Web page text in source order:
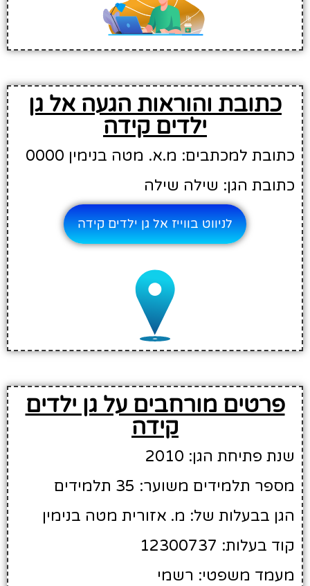
כתובת והוראות הגעה אל גן
ילדים קידה
כתובת למכתבים: מ.א. מטה בנימין 0000
כתובת הגן: שילה שילה
לניווט בווייז אל גן ילדים קידה
פרטים מורחבים על גן ילדים
קידה
שנת פתיחת הגן: 2010
מספר תלמידים משוער: 35 תלמידים
הגן בבעלות של: מ. אזורית מטה בנימין
קוד בעלות: 12300737
מעמד משפטי: רשמי